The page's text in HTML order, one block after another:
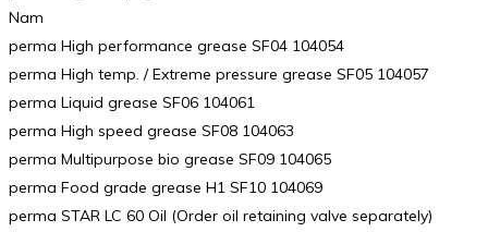
Nam
perma High performance grease SF04 104054
perma High temp. / Extreme pressure grease SF05 104057
perma Liquid grease SF06 104061
perma High speed grease SF08 104063
perma Multipurpose bio grease SF09 104065
perma Food grade grease H1 SF10 104069
perma STAR LC 60 Oil (Order oil retaining valve separately)